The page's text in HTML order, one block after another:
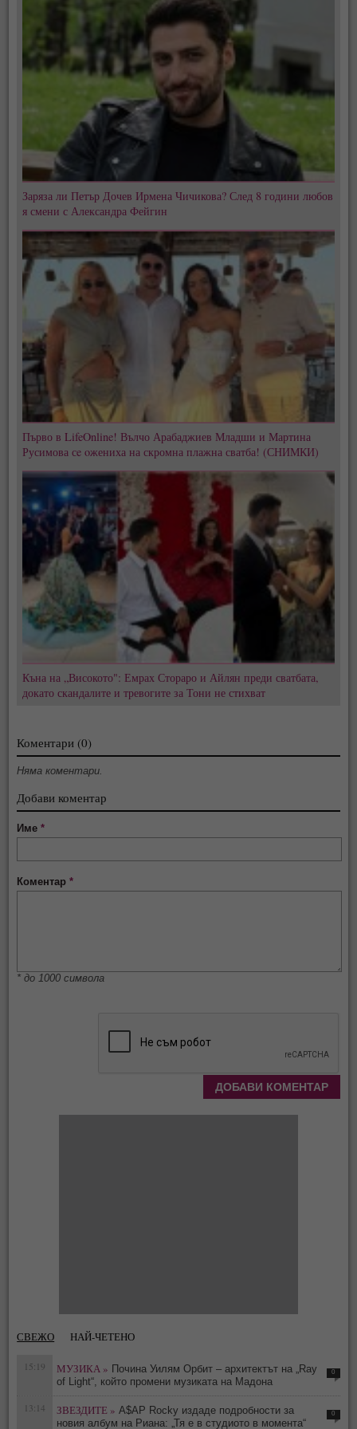
Заряза ли Петър Дочев Ирмена Чичикова? След 8 години любов
я смени с Александра Фейгин
Първо в LifeOnline! Вълчо Арабаджиев Младши и Мартина
Русимова сe oжениха на скромна плажна сватба! (СНИМКИ)
Къна на „Високото": Емрах Стораро и Айлян преди сватбата,
докато скандалите и тревогите за Тони не стихват
Коментари (0)
Няма коментари.
Добави коментар
Име*
Коментар*
* до 1000 символа
СВЕЖО НАЙ-ЧЕТЕНО
15:19 МУЗИКА » Почина Уилям Орбит – архитектът на „Ray
of Light“, който промени музиката на Мадона
0
13:14 ЗВЕЗДИТЕ » A$AP Rocky издаде подробности за
новия албум на Риана: „Тя е в студиото в момента“
0